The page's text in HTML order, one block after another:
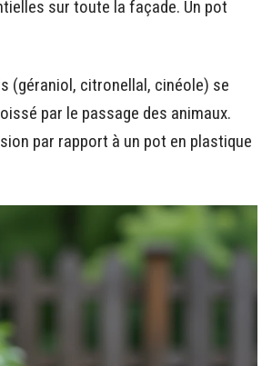
sur toute la façade. Un pot
(géraniol, citronellal, cinéole) se
par le passage des animaux.
par rapport à un pot en plastique